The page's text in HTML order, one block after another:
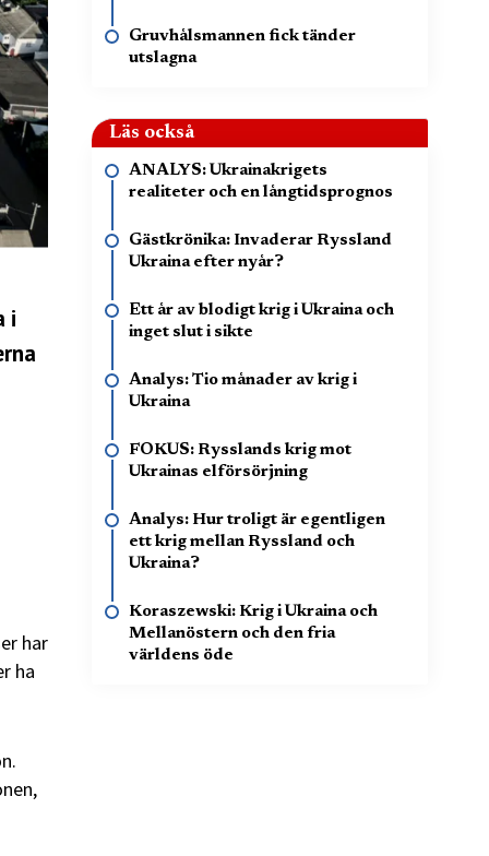
i
har
ha
Gruvhålsmannen fick tänder
utslagna
Läs också
ANALYS: Ukrainakrigets
realiteter och en långtidsprognos
Gästkrönika: Invaderar Ryssland
Ukraina efter nyår?
Ett år av blodigt krig i Ukraina och
inget slut i sikte
Analys: Tio månader av krig i
Ukraina
FOKUS: Rysslands krig mot
Ukrainas elförsörjning
Analys: Hur troligt är egentligen
ett krig mellan Ryssland och
Ukraina?
Koraszewski: Krig i Ukraina och
Mellanöstern och den fria
världens öde